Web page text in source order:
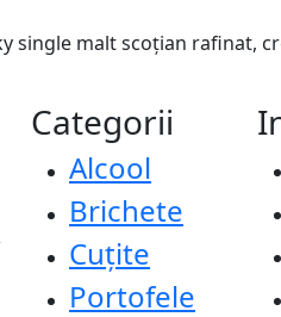
single malt scoțian rafinat,
Categorii
Alcool
Brichete
Cuțite
Portofele